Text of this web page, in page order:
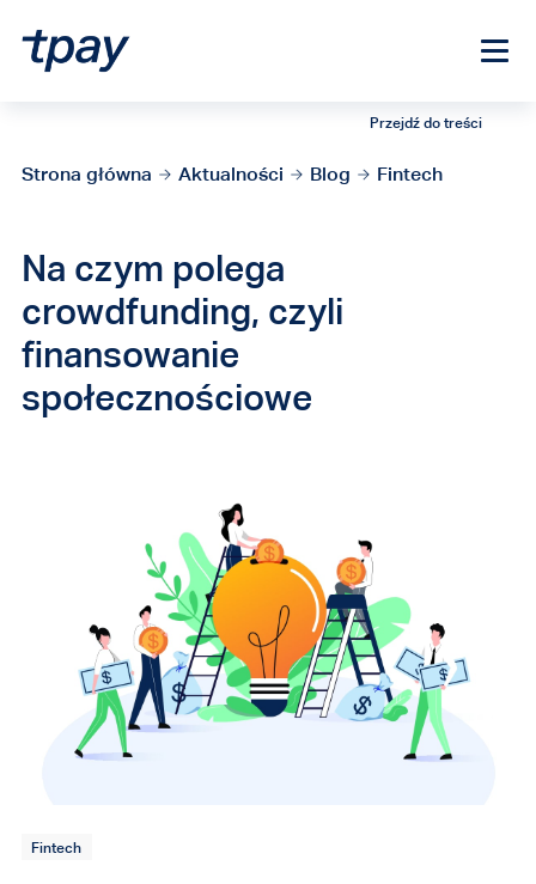
Przejdź do treści
Strona główna Aktualności Blog Fintech
Na czym polega
crowdfunding, czyli
finansowanie
społecznościowe
Fintech